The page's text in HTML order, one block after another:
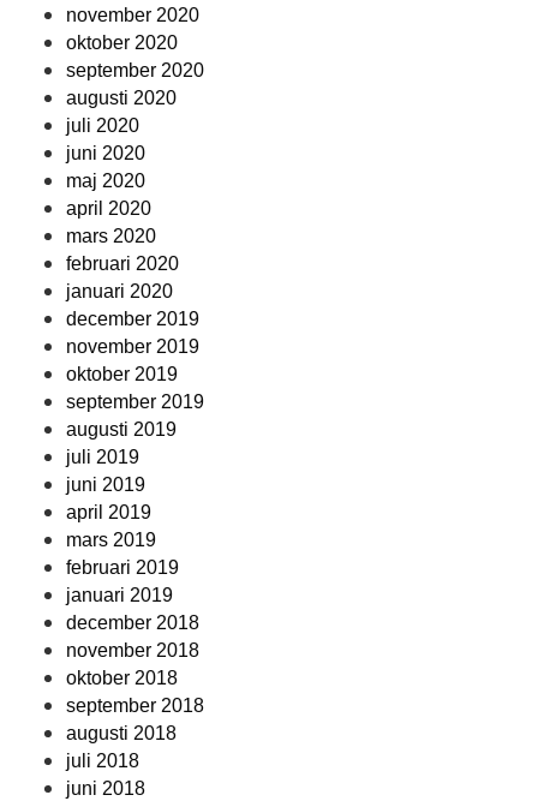
november 2020
oktober 2020
september 2020
augusti 2020
juli 2020
juni 2020
maj 2020
april 2020
mars 2020
februari 2020
januari 2020
december 2019
november 2019
oktober 2019
september 2019
augusti 2019
juli 2019
juni 2019
april 2019
mars 2019
februari 2019
januari 2019
december 2018
november 2018
oktober 2018
september 2018
augusti 2018
juli 2018
juni 2018